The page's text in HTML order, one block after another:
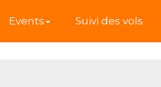
Events Suivi des vols